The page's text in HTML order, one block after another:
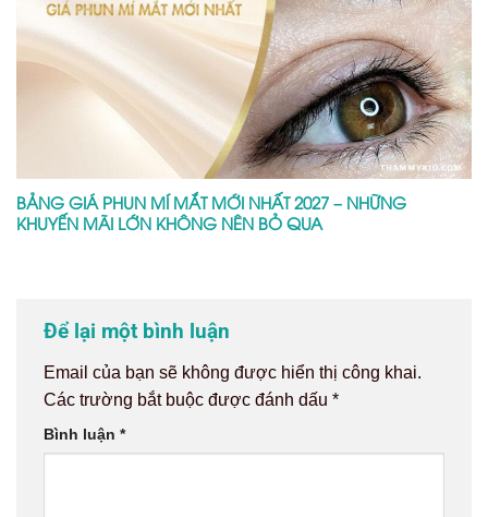
BẢNG GIÁ PHUN MÍ MẮT MỚI NHẤT 2027 – NHỮNG
KHUYẾN MÃI LỚN KHÔNG NÊN BỎ QUA
Để lại một bình luận
Email của bạn sẽ không được hiển thị công khai.
Các trường bắt buộc được đánh dấu *
Bình luận *